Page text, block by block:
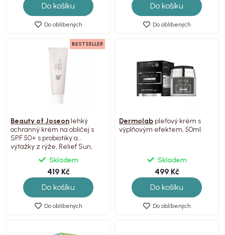
Do košíku
Do oblíbených
Do košíku
Do oblíbených
BESTSELLER
Beauty of Joseon lehký
ochranný krém na obličej s
SPF 50+ s probiotiky a
výtažky z rýže, Relief Sun,
Skladem
419 Kč
Do košíku
Do oblíbených
Dermolab pleťový krém s
výplňovým efektem, 50ml
Skladem
499 Kč
Do košíku
Do oblíbených